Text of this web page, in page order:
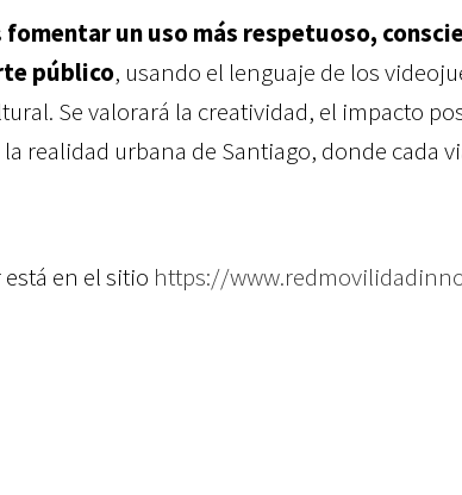
fomentar un uso más respetuoso,
público, usando el lenguaje de los
Se valorará la creatividad, el impacto
realidad urbana de Santiago, donde cada
en el sitio https://